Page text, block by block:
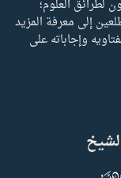
لطرائق العلوم؛
إلى معرفة المزيد
وإجاباته على